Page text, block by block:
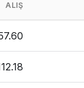
ALIŞ